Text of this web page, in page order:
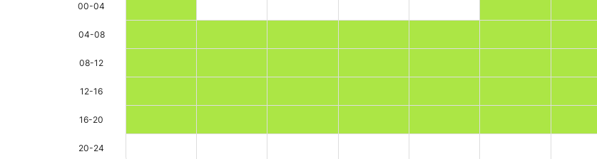
00-04
04-08
08-12
12-16
16-20
20-24